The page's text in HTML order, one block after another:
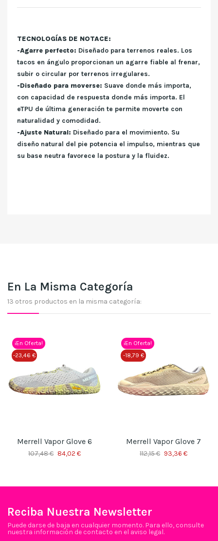
TECNOLOGÍAS DE NOTACE:
-Agarre perfecto: Diseñado para terrenos reales. Los
tacos en ángulo proporcionan un agarre fiable al frenar,
subir o circular por terrenos irregulares.​
-Diseñado para moverse: Suave donde más importa,
con capacidad de respuesta donde más importa. El
eTPU de última generación te permite moverte con
naturalidad y comodidad.
-​Ajuste Natural: Diseñado para el movimiento. Su
diseño natural del pie potencia el impulso, mientras que
su base neutra favorece la postura y la fluidez.​
En La Misma Categoría
13 otros productos en la misma categoría:
-23,46 €
¡En Oferta!
Merrell Vapor Glove 6
107,48 € 84,02 €
-18,79 €
¡En Oferta!
Merrell Vapor Glove 7
112,15 € 93,36 €
Reciba Nuestra Newsletter
Puede darse de baja en cualquier momento. Para ello, consulte
nuestra información de contacto en el aviso legal.